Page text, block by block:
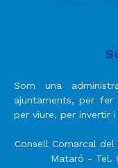
Som una
ajuntaments, per fer
per viure, per invertir i
Consell Comarcal
Mataró - Tel.